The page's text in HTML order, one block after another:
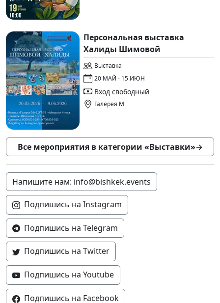
Персональная выставка
Халиды Шимовой
Выставка
20 МАЙ - 15 ИЮН
Вход свободный
Галерея М
Все мероприятия в категории «Выставки»→
Напишите нам: info@bishkek.events
Подпишись на Instagram
Подпишись на Telegram
Подпишись на Twitter
Подпишись на Youtube
Подпишись на Facebook